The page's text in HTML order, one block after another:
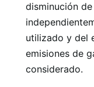
disminución
utilizado y del
emisiones de
considerado.